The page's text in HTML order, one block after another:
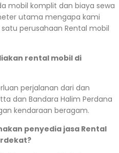
mobil komplit dan biaya sewa
utama mengapa kami
perusahaan Rental mobil
rental mobil di
perjalanan dari dan
dan Bandara Halim Perdana
kendaraan beragam.
penyedia jasa Rental